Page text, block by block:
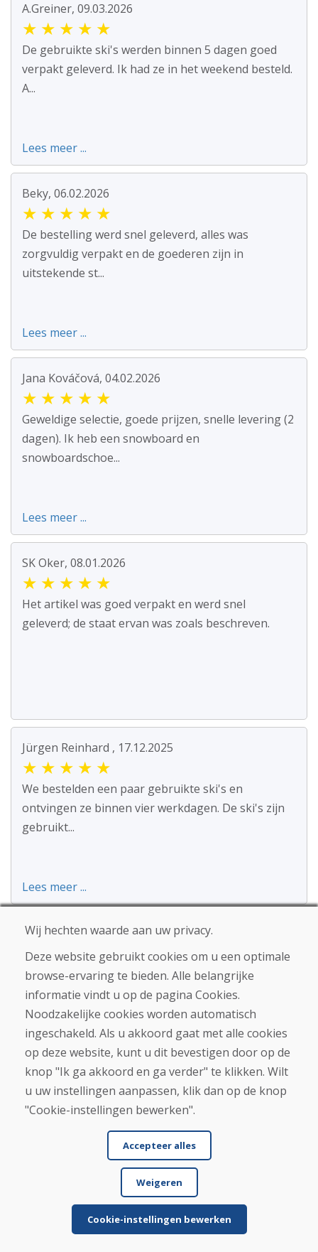
A.Greiner, 09.03.2026
★ ★ ★ ★ ★
De gebruikte ski's werden binnen 5 dagen goed
verpakt geleverd. Ik had ze in het weekend besteld.
A...
Lees meer ...
Beky, 06.02.2026
★ ★ ★ ★ ★
De bestelling werd snel geleverd, alles was
zorgvuldig verpakt en de goederen zijn in
uitstekende st...
Lees meer ...
Jana Kováčová, 04.02.2026
★ ★ ★ ★ ★
Geweldige selectie, goede prijzen, snelle levering (2
dagen). Ik heb een snowboard en
snowboardschoe...
Lees meer ...
SK Oker, 08.01.2026
★ ★ ★ ★ ★
Het artikel was goed verpakt en werd snel
geleverd; de staat ervan was zoals beschreven.
Jürgen Reinhard , 17.12.2025
★ ★ ★ ★ ★
We bestelden een paar gebruikte ski's en
ontvingen ze binnen vier werkdagen. De ski's zijn
gebruikt...
Lees meer ...
Meer recensies weergeven >
Schrijf een recensie
★★★★★
Voor- en achternaam
Wij hechten waarde aan uw privacy.
Deze website gebruikt cookies om u een optimale
browse-ervaring te bieden. Alle belangrijke
informatie vindt u op de pagina Cookies.
Noodzakelijke cookies worden automatisch
ingeschakeld. Als u akkoord gaat met alle cookies
op deze website, kunt u dit bevestigen door op de
knop "Ik ga akkoord en ga verder" te klikken. Wilt
u uw instellingen aanpassen, klik dan op de knop
"Cookie-instellingen bewerken".
Accepteer alles
Weigeren
Cookie-instellingen bewerken